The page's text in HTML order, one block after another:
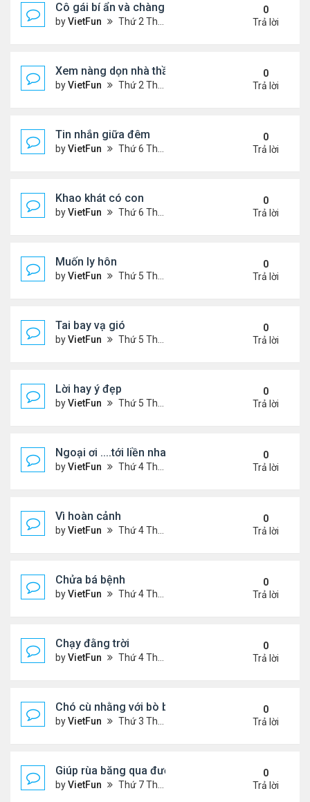
Cô gái bí ẩn và chàng chạy xe đêm
byVietFun Thứ 2 Tháng 11 16, 2020 10:51 am
0
Trả lời
Xem nàng dọn nhà thần kỳ
byVietFun Thứ 2 Tháng 11 16, 2020 10:49 am
0
Trả lời
Tin nhắn giữa đêm
byVietFun Thứ 6 Tháng 11 13, 2020 11:05 am
0
Trả lời
Khao khát có con
byVietFun Thứ 6 Tháng 11 13, 2020 10:58 am
0
Trả lời
Muốn ly hôn
byVietFun Thứ 5 Tháng 11 12, 2020 2:50 pm
0
Trả lời
Tai bay vạ gió
byVietFun Thứ 5 Tháng 11 12, 2020 2:44 pm
0
Trả lời
Lời hay ý đẹp
byVietFun Thứ 5 Tháng 11 12, 2020 1:01 pm
0
Trả lời
Ngoại ơi ....tới liền nha
byVietFun Thứ 4 Tháng 11 11, 2020 1:57 pm
0
Trả lời
Vì hoàn cảnh
byVietFun Thứ 4 Tháng 11 11, 2020 1:54 pm
0
Trả lời
Chửa bá bệnh
byVietFun Thứ 4 Tháng 11 11, 2020 1:52 pm
0
Trả lời
Chạy đằng trời
byVietFun Thứ 4 Tháng 11 11, 2020 1:50 pm
0
Trả lời
Chó cù nhằng với bò bị ....te tua
byVietFun Thứ 3 Tháng 11 03, 2020 11:01 am
0
Trả lời
Giúp rùa băng qua đường
byVietFun Thứ 7 Tháng 10 31, 2020 7:36 pm
0
Trả lời